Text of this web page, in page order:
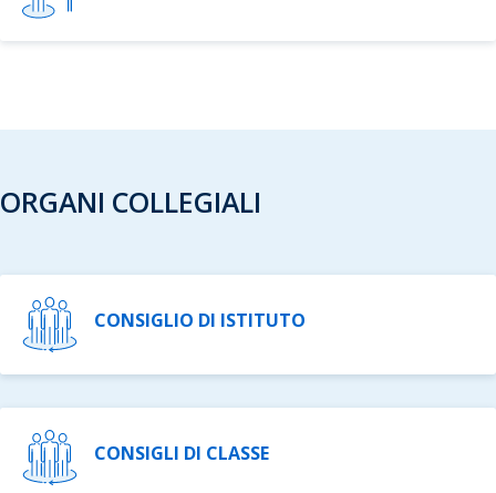
ORGANI COLLEGIALI
CONSIGLIO DI ISTITUTO
CONSIGLI DI CLASSE